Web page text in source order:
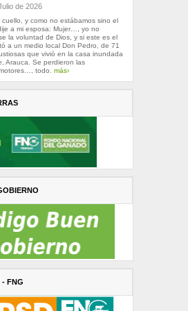
de 2026
y como no estábamos sino el
a mi esposa: Mujer…, yo no
la voluntad de Dios, y si este es el
a un medio local Don Pedro, de 71
que vivió en la casa inundada
Arauca. Se perdieron las
todo. más›
- FNG